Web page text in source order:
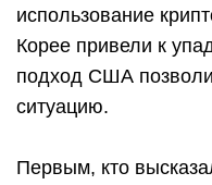
использование
Корее привели к
подход США
ситуацию.
Первым, кто